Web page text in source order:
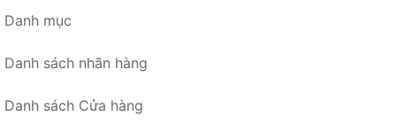
Danh mục
Danh sách nhãn hàng
Danh sách Cửa hàng